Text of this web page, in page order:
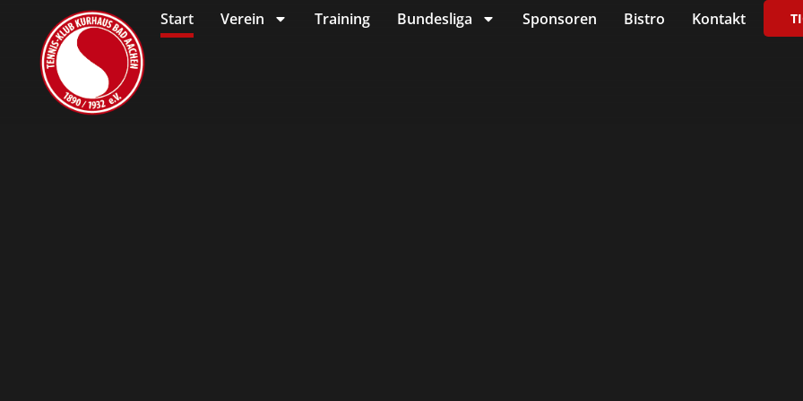
Start Verein Training Bundesliga Sponsoren Bistro Kontakt